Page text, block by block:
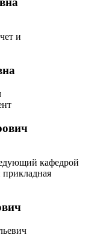
и
кафедрой